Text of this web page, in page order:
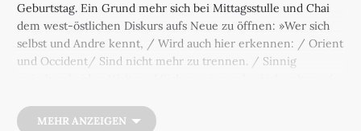
Geburtstag. Ein Grund mehr sich bei Mittagsstulle und Chai
dem west-östlichen Diskurs aufs Neue zu öffnen: »Wer sich
selbst und Andre kennt, / Wird auch hier erkennen: / Orient
und Occident/ Sind nicht mehr zu trennen. / Sinnig
Besten!« Über seine Bedeutung sowie neue Zugänge zum
MEHR ANZEIGEN